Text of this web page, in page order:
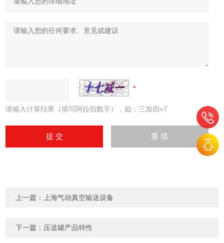
请输入计算结果（填写阿拉伯数字），如：三加四=7
上一篇： 上海气动真空输送设备
下一篇： 压送罐产品特性